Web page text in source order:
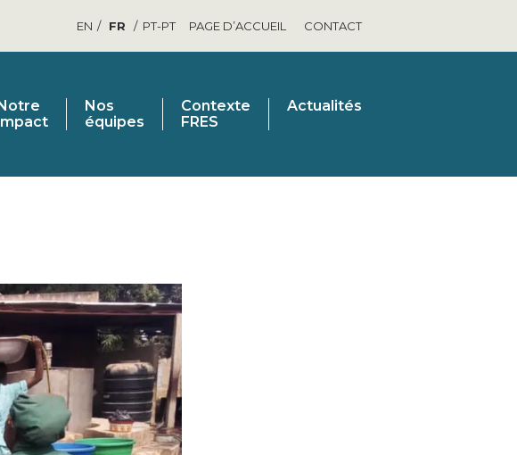
EN FR PT-PT PAGE D’ACCUEIL CONTACT
Nos
équipes
Contexte
FRES
Actualités